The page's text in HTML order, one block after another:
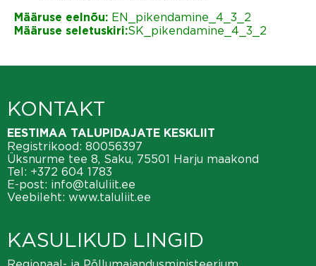
Määruse eelnõu: EN_pikendamine_4_3_2
Määruse seletuskiri:SK_pikendamine_4_3_2
KONTAKT
EESTIMAA TALUPIDAJATE KESKLIIT
Registrikood: 80056397
Üksnurme tee 8, Saku, 75501 Harju maakond
Tel: +372 604 1783
E-post: info@taluliit.ee
Veebileht: www.taluliit.ee
KASULIKUD LINGID